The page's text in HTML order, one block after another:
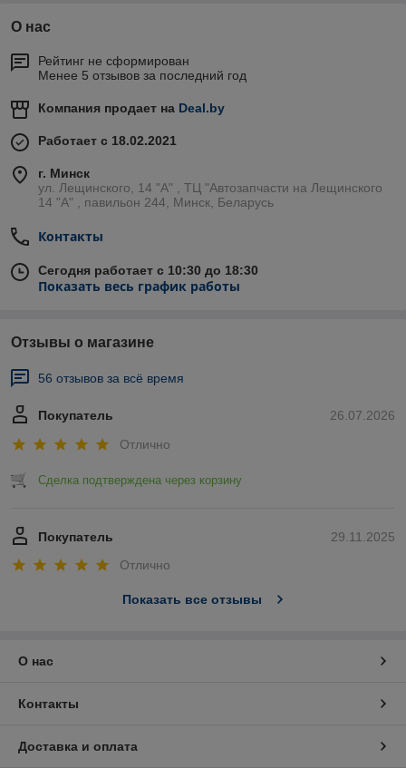
О нас
Рейтинг не сформирован
Менее 5 отзывов за последний год
Компания продает на Deal.by
Работает с 18.02.2021
г. Минск
ул. Лещинского, 14 "А" , ТЦ "Автозапчасти на Лещинcкого
14 "A" , павильон 244, Минск, Беларусь
Контакты
Сегодня работает с 10:30 до 18:30
Показать весь график работы
Отзывы о магазине
56 отзывов за всё время
26.07.2026
Покупатель
Отлично
Сделка подтверждена через корзину
29.11.2025
Покупатель
Отлично
Показать все отзывы
О нас
Контакты
Доставка и оплата